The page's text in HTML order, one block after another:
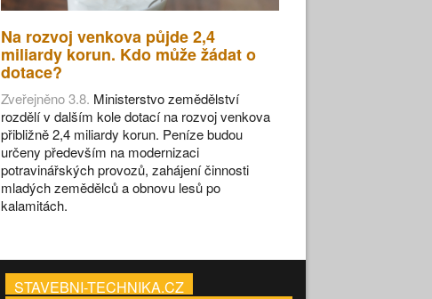
Na rozvoj venkova půjde 2,4
miliardy korun. Kdo může žádat o
dotace?
Zveřejněno 3.8. Ministerstvo zemědělství
rozdělí v dalším kole dotací na rozvoj venkova
přibližně 2,4 miliardy korun. Peníze budou
určeny především na modernizaci
potravinářských provozů, zahájení činnosti
mladých zemědělců a obnovu lesů po
kalamitách.
STAVEBNI-TECHNIKA.CZ